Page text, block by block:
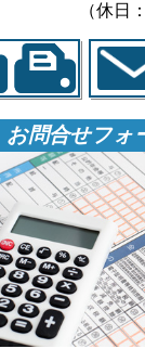
（休日
お問合せフォ